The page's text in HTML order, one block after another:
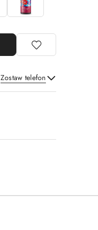
Zostaw telefon
Wyślij